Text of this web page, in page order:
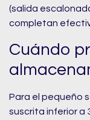
(salida
completan
Cuándo
Para el pequeño
suscrita inferior a